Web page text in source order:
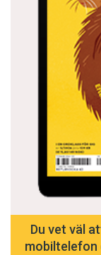
Du vet väl
mobiltelefon